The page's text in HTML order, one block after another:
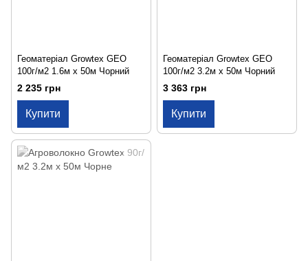
Геоматеріал Growtex GEO
100г/м2 1.6м х 50м Чорний
2 235 грн
Купити
Геоматеріал Growtex GEO
100г/м2 3.2м х 50м Чорний
3 363 грн
Купити